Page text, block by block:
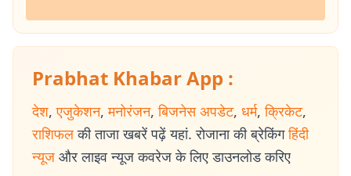
Prabhat Khabar App :
देश, एजुकेशन, मनोरंजन, बिजनेस अपडेट, धर्म, क्रिकेट,
राशिफल की ताजा खबरें पढ़ें यहां. रोजाना की ब्रेकिंग हिंदी
न्यूज और लाइव न्यूज कवरेज के लिए डाउनलोड करिए